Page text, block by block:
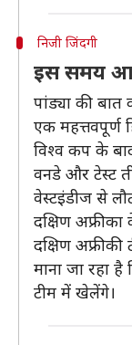
निजी जिंदगी
इस समय
पांड्या की
एक महत्तवपूर्ण
विश्व कप के
वनडे और टेस्ट
वेस्टइंडीज से
दक्षिण
दक्षिण अफ्रीकी
माना जा रहा
टीम में खेलेंगे।